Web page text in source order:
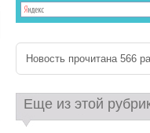
Новость прочитана 566
Еще из этой